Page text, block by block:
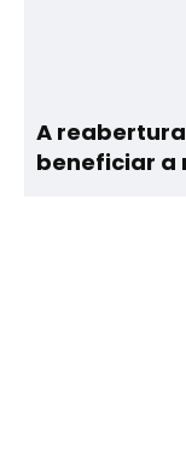
A
beneficiar a